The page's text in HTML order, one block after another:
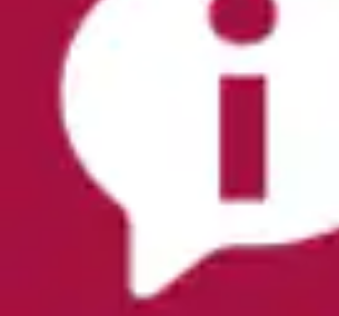
Was sind VR-Brillen?
Welche Technik steckt hinter
Rundum-Erlebnis?
Auf welche Erlebnisse kann ich
VR-Brille freuen?
Welche VR-Brillen sind aktuell
Was sind VR-Brillen?
Das Kürzel VR
virtuelle
– und in